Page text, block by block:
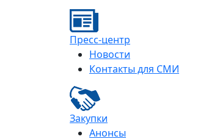
Пресс-центр
Новости
Контакты для СМИ
Закупки
Анонсы